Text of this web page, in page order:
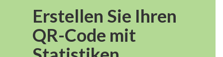
Erstellen Sie Ihren
QR-Code mit